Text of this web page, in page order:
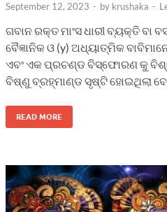
September 12, 2023 - by krushaka -
ଗବାନ ରକ୍ତ ମାଂସ ଧାରୀ ବ୍ୟକ୍ତି ବା
ବୈଜ୍ଞାନିକ ଓ (y) ଅଧ୍ୟାତ୍ମିକ
ଏବଂ ଏକ ପ୍ରଚଣ୍ଡ ବିସ୍ଫୋରଣ କୁ
ବିଷ୍ଣୁ ବ୍ରହ୍ମାଣ୍ଡ ସୃଷ୍ଟି ହୋଇଥିଲା
READ MORE